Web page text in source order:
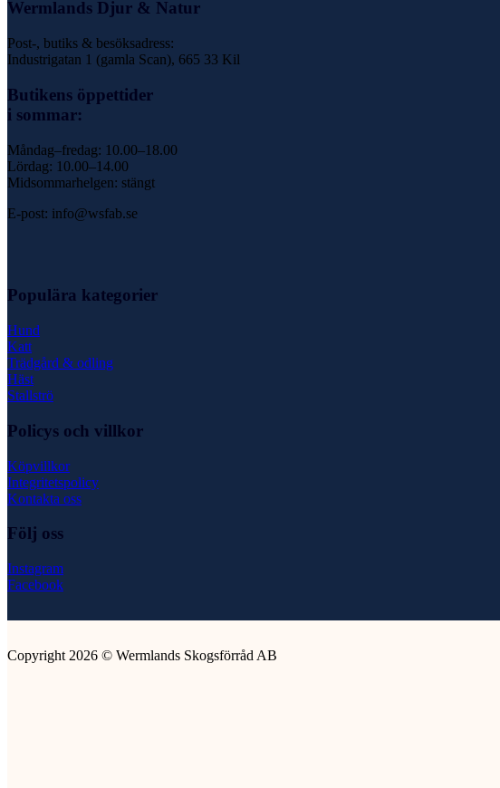
Wermlands Djur & Natur
Post-, butiks & besöksadress:
Industrigatan 1 (gamla Scan), 665 33 Kil
Butikens öppettider
i sommar:
Måndag–fredag: 10.00–18.00
Lördag: 10.00–14.00
Midsommarhelgen: stängt
E-post: info@wsfab.se
Populära kategorier
Hund
Katt
Trädgård & odling
Häst
Stallströ
Policys och villkor
Köpvillkor
Integritetspolicy
Kontakta oss
Följ oss
Instagram
Facebook
Copyright 2026 © Wermlands Skogsförråd AB